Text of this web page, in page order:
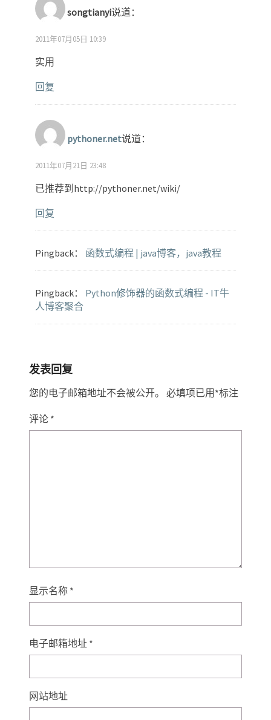
songtianyi说道：
2011年07月05日 10:39
实用
回复
pythoner.net说道：
2011年07月21日 23:48
已推荐到http://pythoner.net/wiki/
回复
Pingback： 函数式编程 | java博客，java教程
Pingback： Python修饰器的函数式编程 - IT牛
人博客聚合
发表回复
您的电子邮箱地址不会被公开。 必填项已用 *标注
评论 *
显示名称 *
电子邮箱地址 *
网站地址